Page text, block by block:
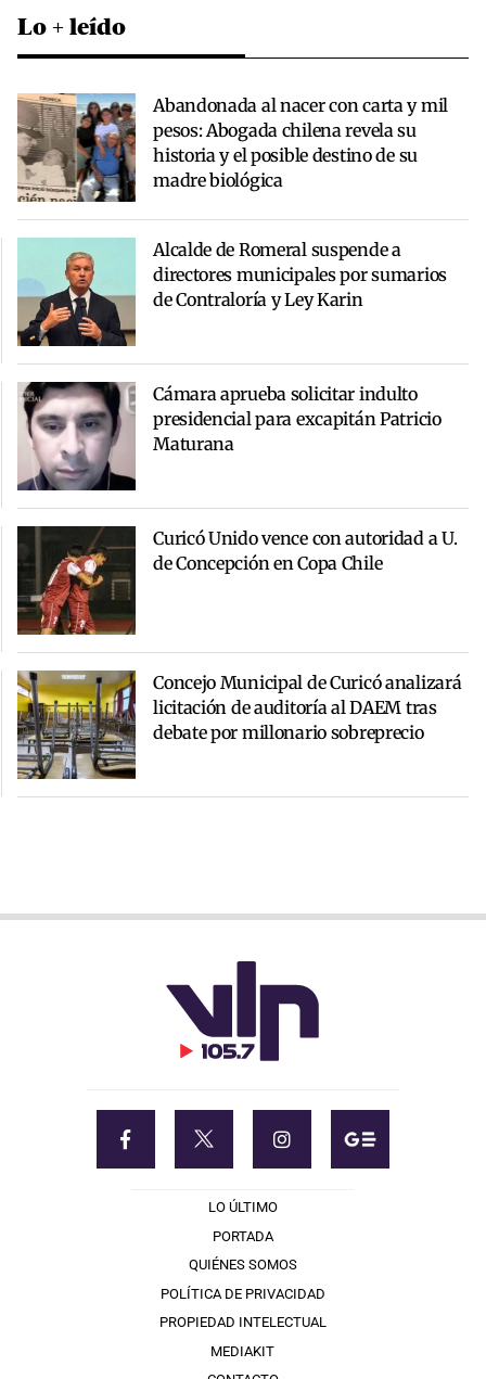
Lo + leído
Abandonada al nacer con carta y mil
pesos: Abogada chilena revela su
historia y el posible destino de su
madre biológica
Alcalde de Romeral suspende a
directores municipales por sumarios
de Contraloría y Ley Karin
Cámara aprueba solicitar indulto
presidencial para excapitán Patricio
Maturana
Curicó Unido vence con autoridad a U.
de Concepción en Copa Chile
Concejo Municipal de Curicó analizará
licitación de auditoría al DAEM tras
debate por millonario sobreprecio
LO ÚLTIMO
PORTADA
QUIÉNES SOMOS
POLÍTICA DE PRIVACIDAD
PROPIEDAD INTELECTUAL
MEDIAKIT